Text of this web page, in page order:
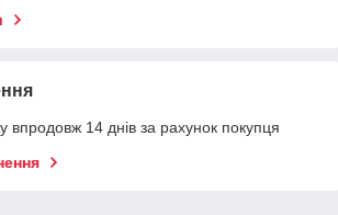
впродовж 14 днів за рахунок покупця